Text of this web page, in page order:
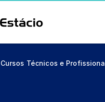
Cursos Técnicos e